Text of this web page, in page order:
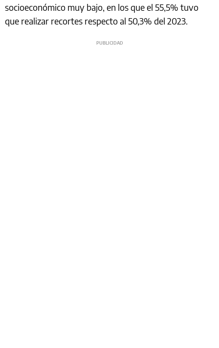
socioeconómico muy bajo, en los que el 55,5% tuvo
que realizar recortes respecto al 50,3% del 2023.